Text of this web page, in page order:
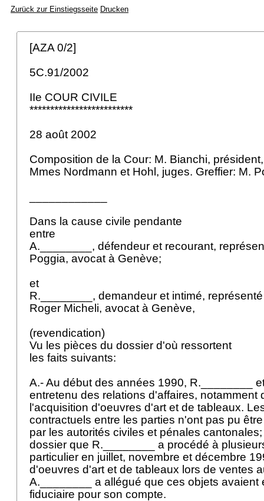
Zurück zur Einstiegsseite Drucken
[AZA 0/2]
5C.91/2002
IIe COUR CIVILE
*************************
28 août 2002
Composition de la Cour: M. Bianchi,
Mmes Nordmann et Hohl, juges. Greffier: M.
Dans la cause civile pendante
entre
A.________, défendeur et recourant,
Poggia, avocat à Genève;
et
R.________, demandeur et intimé,
Roger Micheli, avocat à Genève,
(revendication)
Vu les pièces du dossier d'où ressortent
les faits suivants:
A.- Au début des années 1990, R.________
entretenu des relations d'affaires, notamment
l'acquisition d'oeuvres d'art et de tableaux.
contractuels entre les parties n'ont pas pu
par les autorités civiles et pénales
dossier que R.________ a procédé à
particulier en juillet, novembre et décembre
d'oeuvres d'art et de tableaux lors de ventes
A.________ a allégué que ces objets avaient
fiduciaire pour son compte.